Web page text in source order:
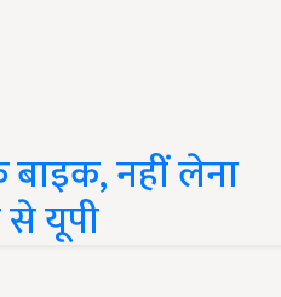
नहीं लेना
यूपी